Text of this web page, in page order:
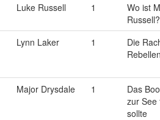
Luke Russell 1
Wo ist
Russell?
Lynn Laker 1
Die
Major Drysdale 1
Das
zur See
sollte